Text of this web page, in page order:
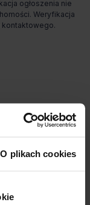
O plikach cookies
ogłoszenia nie
Weryfikacja
kontaktowego.